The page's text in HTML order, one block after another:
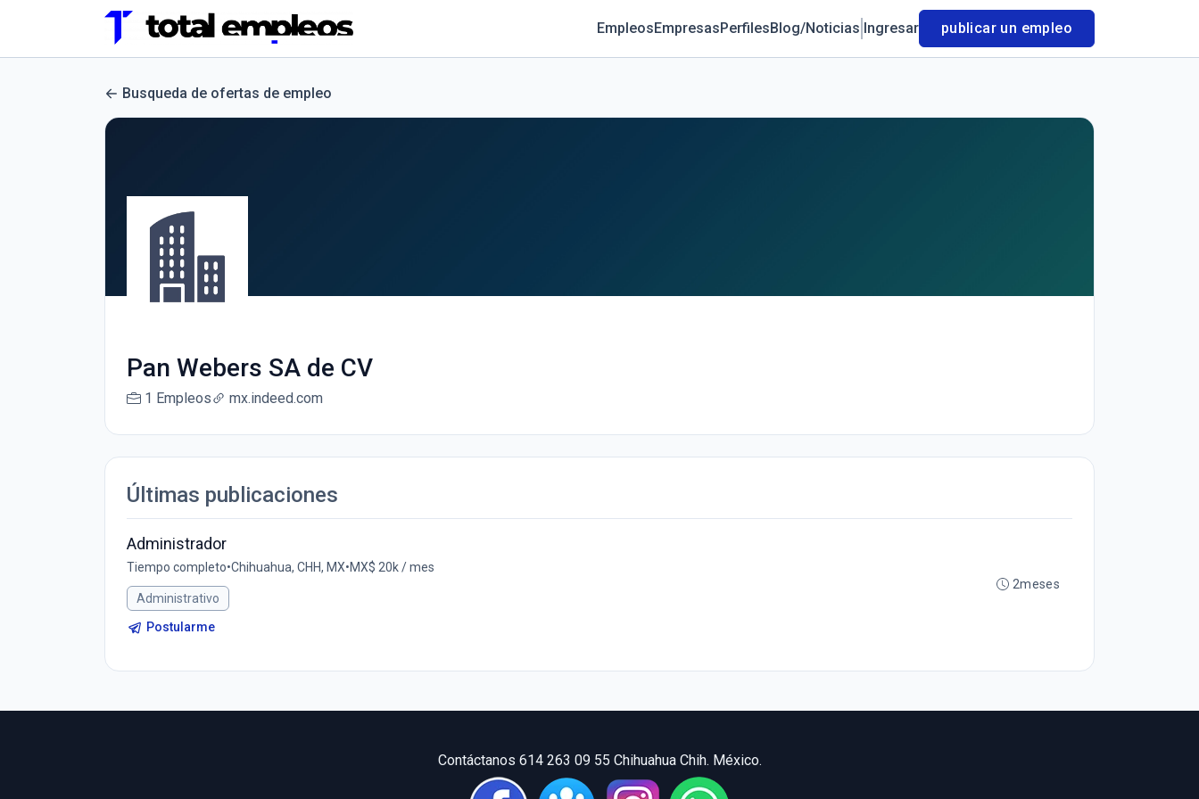
EmpleosEmpresasPerfilesBlog/Noticias Ingresar publicar un empleo
Busqueda de ofertas de empleo
Pan Webers SA de CV
1 Empleos mx.indeed.com
Últimas publicaciones
Administrador
Tiempo completo•Chihuahua, CHH, MX•MX$ 20k / mes
Administrativo
Postularme
2meses
Contáctanos 614 263 09 55 Chihuahua Chih. México.